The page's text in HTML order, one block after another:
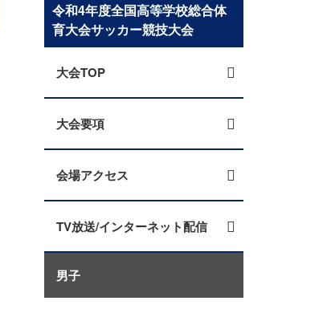
令和4年度全国高等学校総合体
育大会サッカー競技大会
大会TOP
大会要項
会場アクセス
TV放送/インターネット配信
男子